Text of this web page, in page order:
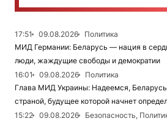
17:51 09.08.2026
Политика
МИД Германии: Беларусь — нация в
люди, жаждущие свободы и демократии
16:01
09.08.2026
Политика
Глава МИД Украины: Надеемся, Беларусь
страной, будущее которой начнет
15:22
09.08.2026
Безопасность,